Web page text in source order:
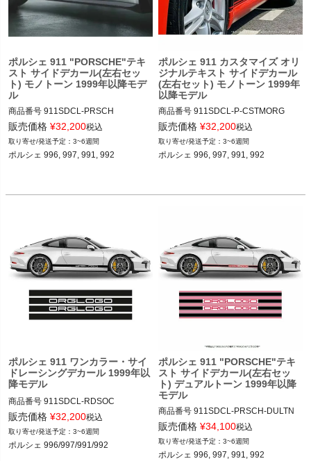
ポルシェ 911 "PORSCHE"テキ
スト サイドデカール(左右セッ
ト) モノトーン 1999年以降モデ
ル
商品番号 911SDCL-PRSCH
911SDCL-PRSCH
12ADS SKU: 無
販売価格 ¥32,200税込
3~6週間
ポルシェ 996, 997, 991, 992
ポルシェ 911 カスタマイズ オリ
ジナルテキスト サイドデカール
(左右セット) モノトーン 1999年
以降モデル
商品番号 911SDCL-P-CSTMORG
911SDCL-PRSCH-CSTMORG
12ADS SKU: 無
販売価格 ¥32,200税込
3~6週間
ポルシェ 996, 997, 991, 992
ポルシェ 911 ワンカラー・サイ
ドレーシングデカール 1999年以
降モデル
商品番号 911SDCL-RDSOC
12ADS SKU: 無
RACING DECALS SET IN ONE COLO
R
販売価格 ¥32,200税込
3~6週間
ポルシェ 996/997/991/992
ポルシェ 911 "PORSCHE"テキ
スト サイドデカール(左右セッ
ト) デュアルトーン 1999年以降
モデル
商品番号 911SDCL-PRSCH-DULTN
911SDCL-PRSCH-DULTN
12ADS SKU: 無
販売価格 ¥34,100税込
3~6週間
ポルシェ 996, 997, 991, 992